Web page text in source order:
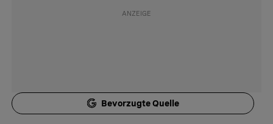
Bevorzugte Quelle